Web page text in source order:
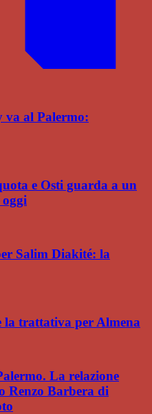
al Palermo:
e Osti guarda a un
Salim Diakité: la
la trattativa per Almena
La relazione
Renzo Barbera di